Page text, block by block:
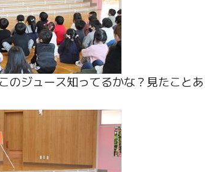
のジュース知ってるかな？見たことあ